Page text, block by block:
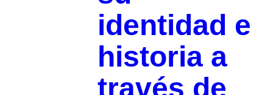
identidad e
historia a
través de